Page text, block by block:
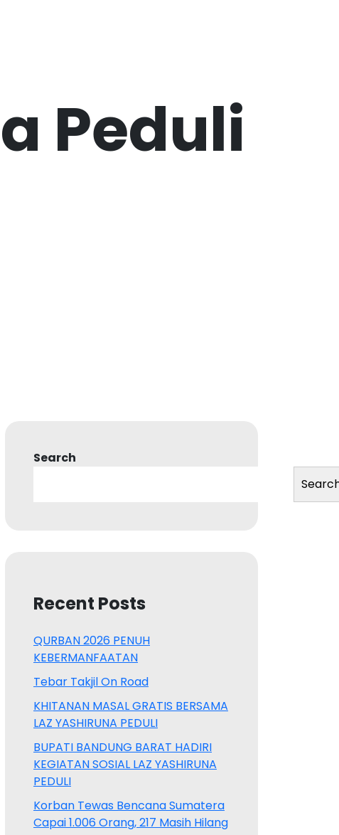
Peduli
Search
Recent Posts
QURBAN 2026 PENUH
KEBERMANFAATAN
Tebar Takjil On Road
KHITANAN MASAL GRATIS BERSAMA
LAZ YASHIRUNA PEDULI
BUPATI BANDUNG BARAT HADIRI
KEGIATAN SOSIAL LAZ YASHIRUNA
PEDULI
Korban Tewas Bencana Sumatera
Capai 1.006 Orang, 217 Masih Hilang